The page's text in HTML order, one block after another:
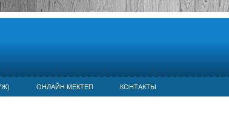
ОНЛАЙН МЕКТЕП КОНТАКТЫ